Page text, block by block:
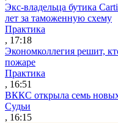
Экс-владельца бутика
лет за таможенную схему
Практика
, 17:18
Экономколлегия решит,
пожаре
Практика
, 16:51
ВККС открыла семь
Судьи
, 16:15